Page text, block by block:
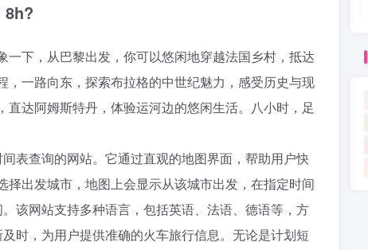
一下，从巴黎出发，你可以悠闲地穿越法国乡村，抵达
一路向东，探索布拉格的中世纪魅力，感受历史与现
达阿姆斯特丹，体验运河边的悠闲生活。八小时，足
表查询的网站。它通过直观的地图界面，帮助用户快
出发城市，地图上会显示从该城市出发，在指定时间
该网站支持多种语言，包括英语、法语、德语等，方
时，为用户提供准确的火车旅行信息。无论是计划短